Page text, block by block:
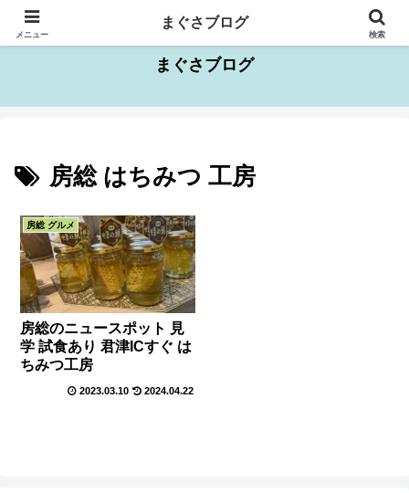
千葉県を中心としたお出かけスポット情報
まぐさブログ
房総 はちみつ 工房
房総 グルメ
房総のニュースポット 見
学 試食あり 君津ICすぐ は
ちみつ工房
2023.03.10 2024.04.22
メニュー
まぐさブログ
検索